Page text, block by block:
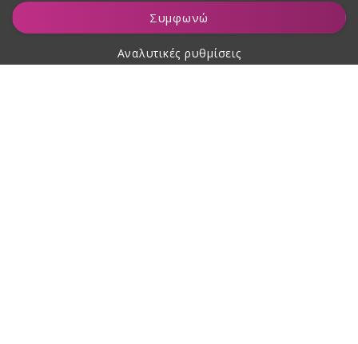
Συμφωνώ
Αναλυτικές ρυθμίσεις
Προσθήκη στο καλάθι